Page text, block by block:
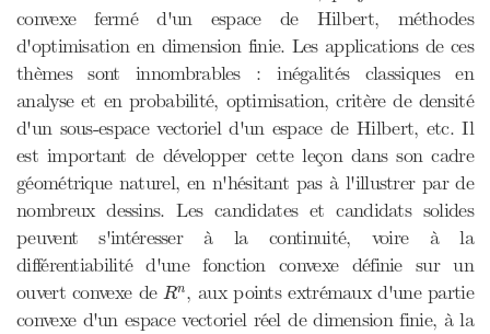
convexe fermé d'un espace de Hilbert, méthodes
d'optimisation en dimension finie. Les applications de ces
thèmes sont innombrables : inégalités classiques en
analyse et en probabilité, optimisation, critère de densité
d'un sous-espace vectoriel d'un espace de Hilbert, etc. Il
est important de développer cette leçon dans son cadre
géométrique naturel, en n'hésitant pas à l'illustrer par de
nombreux dessins. Les candidates et candidats solides
peuvent s'intéresser à la continuité, voire à la
différentiabilité d'une fonction convexe définie sur un
ouvert convexe deRn
Rn, aux points extrémaux d'une partie
convexe d'un espace vectoriel réel de dimension finie, à la